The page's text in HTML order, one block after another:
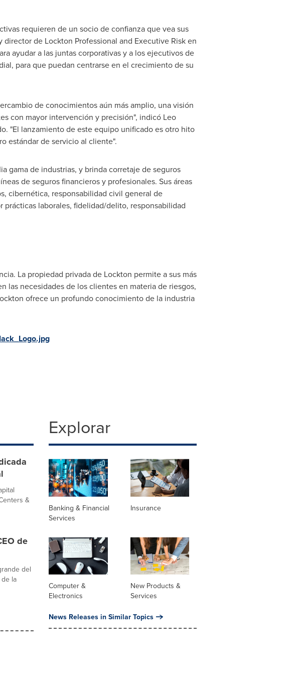
requieren de un socio de confianza que vea sus
de Lockton Professional and Executive Risk en
ayudar a las juntas corporativas y a los ejecutivos de
para que puedan centrarse en el crecimiento de su
de conocimientos aún más amplio, una visión
con mayor intervención y precisión", indicó Leo
"El lanzamiento de este equipo unificado es otro hito
estándar de servicio al cliente".
gama de industrias, y brinda corretaje de seguros
de seguros financieros y profesionales. Sus áreas
cibernética, responsabilidad civil general de
laborales, fidelidad/delito, responsabilidad
La propiedad privada de Lockton permite a sus más
las necesidades de los clientes en materia de riesgos,
ofrece un profundo conocimiento de la industria
&
de
del
la
Explorar
Banking & Financial
Services
Insurance
Computer &
Electronics
New Products &
Services
News Releases in Similar Topics